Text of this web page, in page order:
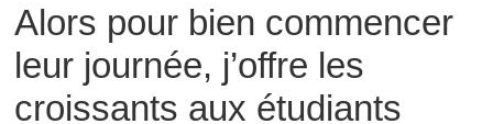
Alors pour bien commencer
leur journée, j’offre les
croissants aux étudiants